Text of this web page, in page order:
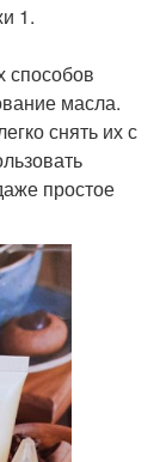
1.
масла.
снять их с
простое